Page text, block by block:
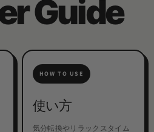
Guide
HOW TO USE
使い方
気分転換やリラックスタイム